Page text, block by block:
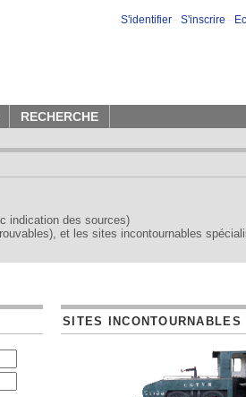
S'identifier - S'inscrire -
RECHERCHE
indication des sources)
et les sites incontournables
SITES INCONTOURNABLES